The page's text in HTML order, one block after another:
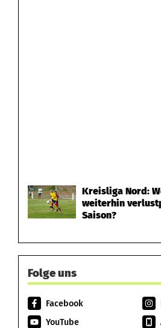
Kreisliga Nord:
weiterhin
Saison?
Folge uns
Facebook
YouTube